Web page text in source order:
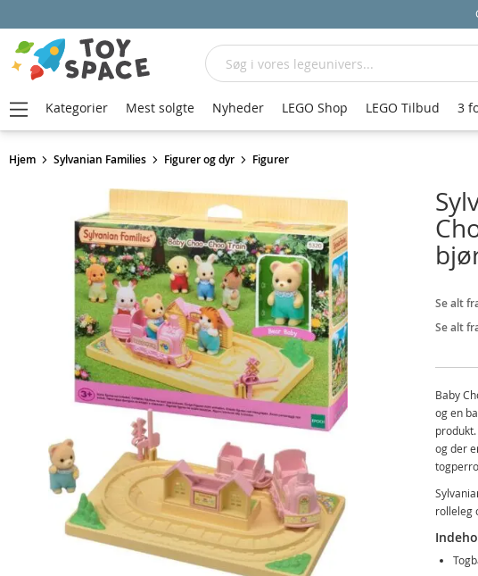
Hjem Sylvanian Families Figurer og dyr Figurer
Se alt
Se alt
Baby
og en
og der
rolleleg
Søg
Kategorier Mest solgte Nyheder LEGO Shop LEGO Tilbud 3